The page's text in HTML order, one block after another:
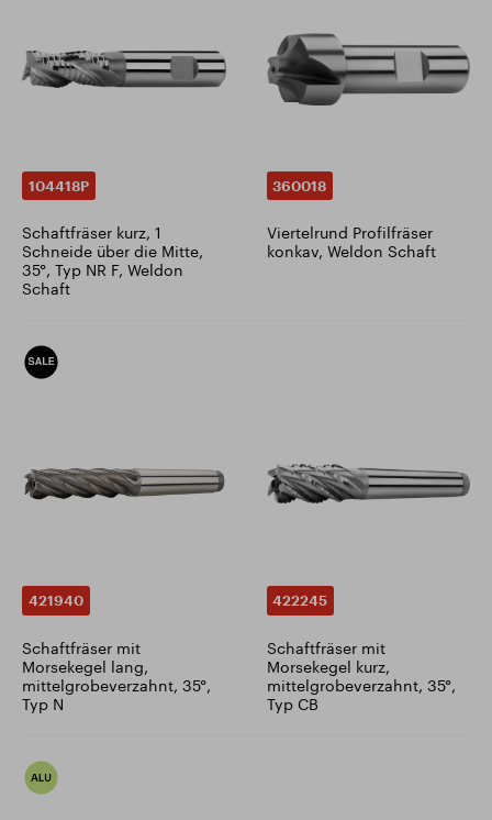
104418P
Schaftfräser kurz, 1
Schneide über die Mitte,
35°, Typ NR F, Weldon
Schaft
360018
Viertelrund Profilfräser
konkav, Weldon Schaft
421940
Schaftfräser mit
Morsekegel lang,
mittelgrobeverzahnt, 35°,
Typ N
422245
Schaftfräser mit
Morsekegel kurz,
mittelgrobeverzahnt, 35°,
Typ CB